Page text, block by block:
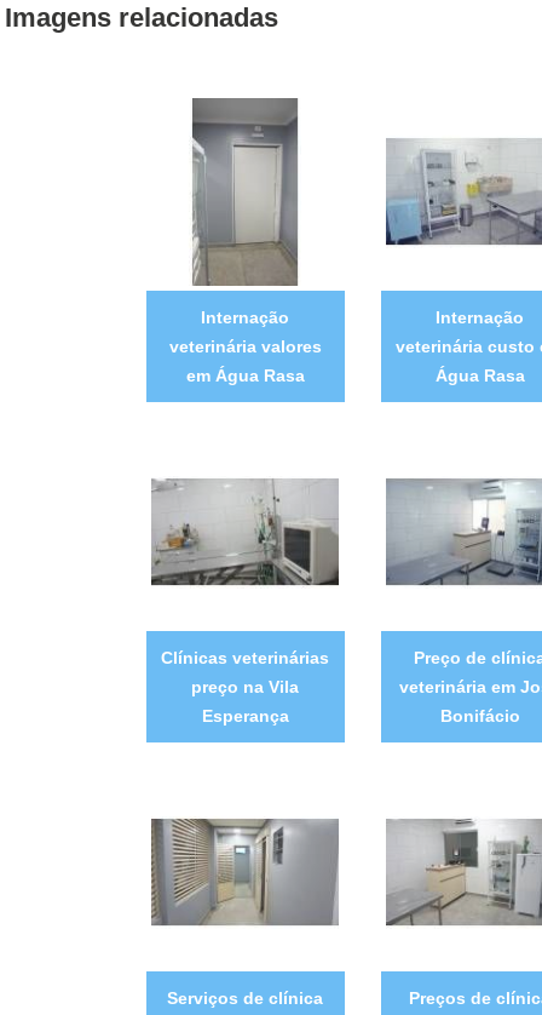
Imagens relacionadas
Internação
veterinária valores
em Água Rasa
Internação
veterinária custo
Água Rasa
Clínicas veterinárias
preço na Vila
Esperança
Preço de
veterinária em
Bonifácio
Serviços de clínica
Preços de